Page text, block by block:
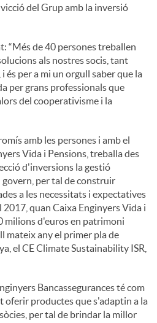
del Grup amb la inversió
“Més de 40 persones treballen
als nostres socis, tant
és per a mi un orgull saber que la
per grans professionals que
del cooperativisme i la
amb les persones i amb el
Vida i Pensions, treballa des
d'inversions la gestió
govern, per tal de construir
a les necessitats i expectatives
2017, quan Caixa Enginyers Vida i
milions d'euros en patrimoni
mateix any el primer pla de
el CE Climate Sustainability ISR,
Bancassegurances té com
oferir productes que s'adaptin a la
per tal de brindar la millor